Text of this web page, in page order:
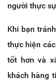
người thực
Khi bạn
thực hiện
tốt hơn và
khách hàng